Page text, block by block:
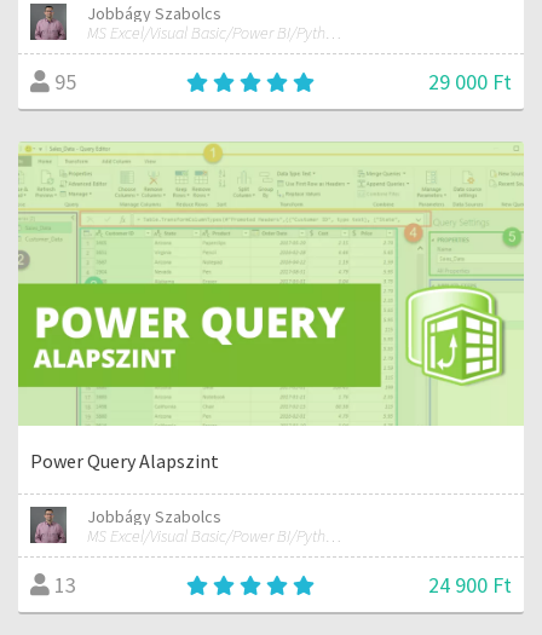
Jobbágy Szabolcs
MS Excel/Visual Basic/Power BI/Python adatelemzési szakértő
95 29 000 Ft
Power Query Alapszint
Jobbágy Szabolcs
MS Excel/Visual Basic/Power BI/Python adatelemzési szakértő
13 24 900 Ft